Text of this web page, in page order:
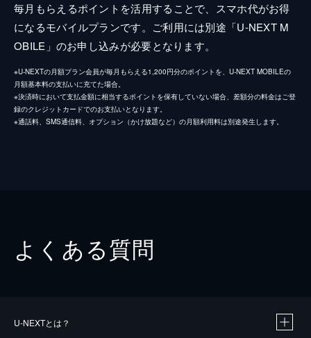
毎月もらえるポイントを活用することで、スマホ代がお得
になるモバイルプランです。ご利用には別途「U-NEXT M
OBILE」のお申し込みが必要となります。
※U-NEXTの月額プラン会員が毎月もらえる1,200円分のポイントを、U-NEXT MOBILEの
月額基本料の支払いに充てた場合。
※決済時において支払金額に相当するポイントを保有していない場合、差額分の料金はご登
録のクレジットカードでのお支払いとなります。
※通話料、SMS通信料、オプション（かけ放題など）の月額利用料は別途発生します。
よくある質問
U-NEXTとは？